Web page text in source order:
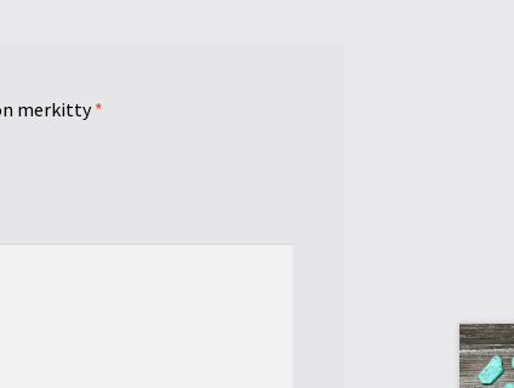
merkitty*